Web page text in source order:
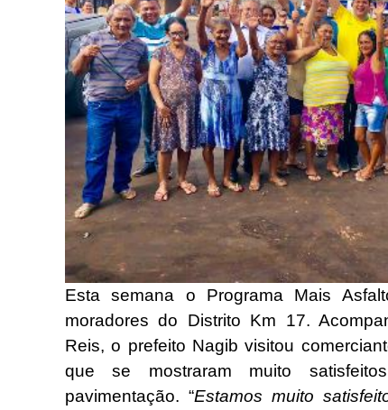
Esta semana o Programa Mais
moradores do Distrito Km 17.
Reis, o prefeito Nagib visitou
que se mostraram muito
pavimentação. “Estamos muito